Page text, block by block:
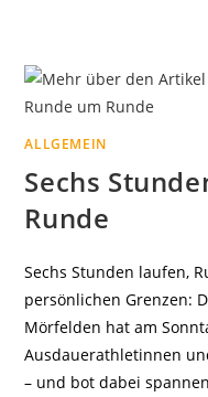
ALLGEMEIN
Sechs
Runde
Sechs Stunden laufen,
persönlichen Grenzen:
Mörfelden hat am
Ausdauerathletinnen
– und bot dabei